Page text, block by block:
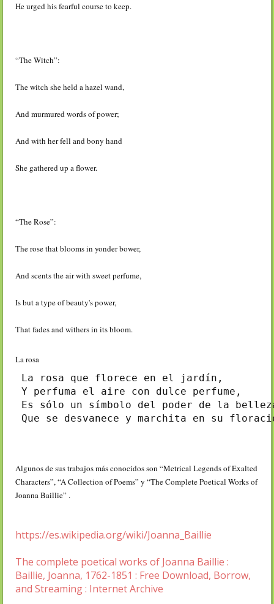
He urged his fearful course to keep.
“The Witch”:
The witch she held a hazel wand,
And murmured words of power;
And with her fell and bony hand
She gathered up a flower.
“The Rose”:
The rose that blooms in yonder bower,
And scents the air with sweet perfume,
Is but a type of beauty's power,
That fades and withers in its bloom.
La rosa
La rosa que florece en el jardín,
Y perfuma el aire con dulce perfume,
Es sólo un símbolo del poder de la
Que se desvanece y marchita en su
Algunos de sus trabajos más conocidos son “Metrical Legends of Exalted
Characters”, “A Collection of Poems” y “The Complete Poetical Works of
Joanna Baillie” .
https://es.wikipedia.org/wiki/Joanna_Baillie
The complete poetical works of Joanna Baillie :
Baillie, Joanna, 1762-1851 : Free Download, Borrow,
and Streaming : Internet Archive